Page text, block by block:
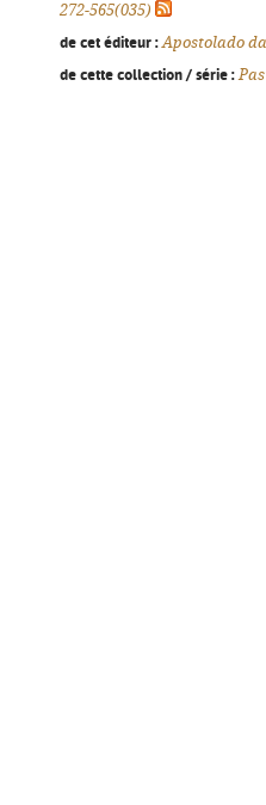
272-565(035)
de cet éditeur : Apostolado
de cette collection / série :